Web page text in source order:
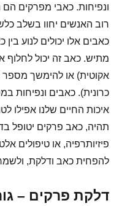
ונפיחות. כאבי מפרקים
רוב האנשים יחוו בשלב
כאבים אלו יכולים לנוע
מתיש. כאב זה יכול
אקוטית) או להימשך
כרונית). כאבים ונפיחות
איכות החיים שלנו אפילו
תהיה, כאב פרקים יטופל
פיזיותרפיה, או טיפולים
להפחית כאב ודלקת,
דלקת פרקים –